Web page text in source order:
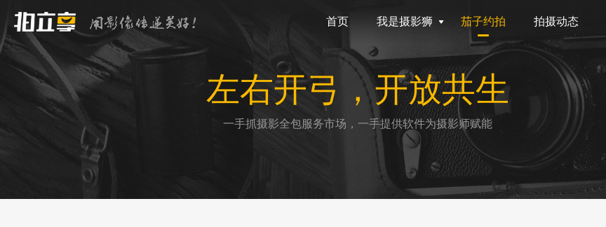
首页 我是摄影狮 茄子约拍 拍摄动态
左右开弓，开放共生
一手抓摄影全包服务市场，一手提供软件为摄影师赋能